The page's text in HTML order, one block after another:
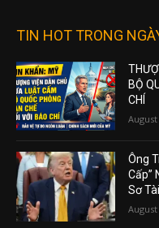
TIN HOT TRONG
BỘ
CHÍ
August
Ông
Cấp”
Sơ
August